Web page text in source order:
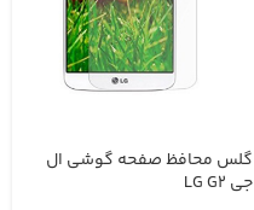
گلس محافظ صفحه گوشی ال
جی LG G2